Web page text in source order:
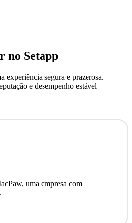
no Setapp
experiência segura e prazerosa.
e desempenho estável
uma empresa com